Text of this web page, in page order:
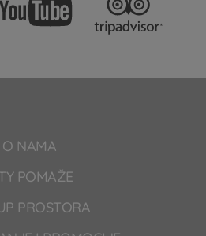
O NAMA
POMAŽE
PROSTORA